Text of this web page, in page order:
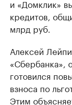
и «Домклик»
кредитов,
млрд руб.
Алексей
«Сбербанка»,
готовился
взноса по
Этим